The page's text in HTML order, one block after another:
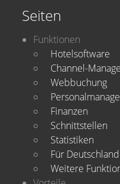
Seiten
Funktionen
Hotelsoftware
Channel-
Webbuchung
Finanzen
Schnittstellen
Statistiken
Für Deutschland
Weitere